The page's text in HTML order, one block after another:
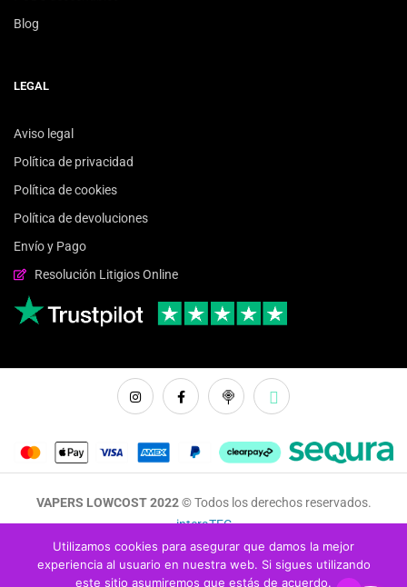
Blog
LEGAL
Aviso legal
Política de privacidad
Política de cookies
Política de devoluciones
Envío y Pago
Resolución Litigios Online
VAPERS LOWCOST 2022 ©Todos los derechos reservados.
interaTEC
LÍQUIDOSKITS PODSAROMASATOMIZADORES MODSSALES NICOTINA
Utilizamos cookies para asegurar que damos la mejor
experiencia al usuario en nuestra web. Si sigues utilizando
este sitio asumiremos que estás de acuerdo.